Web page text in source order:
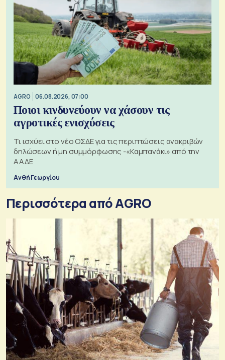
AGRO 06.08.2026, 07:00
Ποιοι κινδυνεύουν να χάσουν τις
αγροτικές ενισχύσεις
Τι ισχύει στο νέο ΟΣΔΕ για τις περιπτώσεις ανακριβών
δηλώσεων ή μη συμμόρφωσης -«Καμπανάκι» από την
ΑΑΔΕ
Ανθή Γεωργίου
Περισσότερα από AGRO